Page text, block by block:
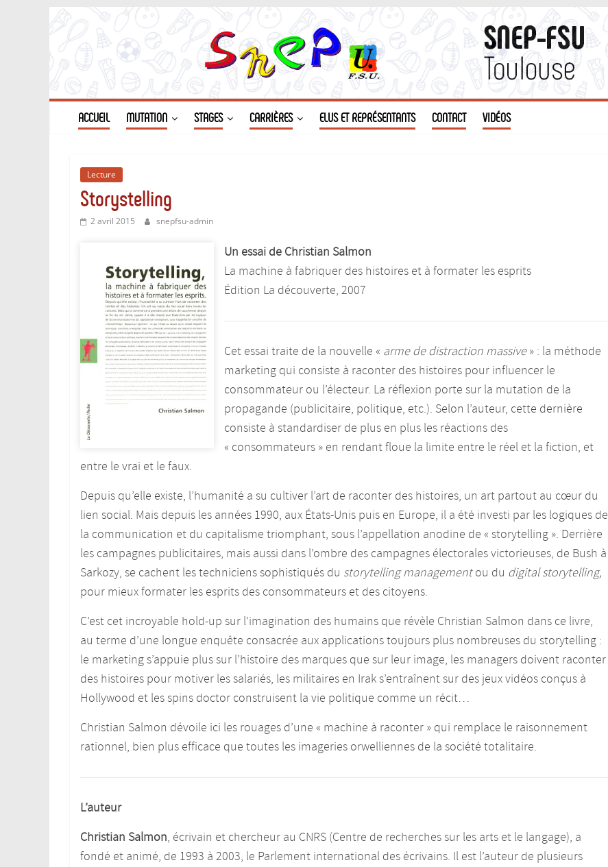
Passer
au
contenu
ACCUEIL MUTATION STAGES CARRIÈRES ELUS ET REPRÉSENTANTS CONTACT VIDÉOS
Lecture
Storystelling
2 avril 2015 snepfsu-admin
Un essai de Christian Salmon
La machine à fabriquer des histoires et à formater les esprits
Édition La découverte, 2007
Cet essai traite de la nouvelle « arme de distraction massive» : la méthode
marketing qui consiste à raconter des histoires pour influencer le
consommateur ou l’électeur. La réflexion porte sur la mutation de la
propagande (publicitaire, politique, etc.). Selon l’auteur, cette dernière
consiste à standardiser de plus en plus les réactions des
« consommateurs » en rendant floue la limite entre le réel et la fiction, et
entre le vrai et le faux.
Depuis qu’elle existe, l’humanité a su cultiver l’art de raconter des histoires, un art partout au cœur du
lien social. Mais depuis les années 1990, aux États-Unis puis en Europe, il a été investi par les logiques de
la communication et du capitalisme triomphant, sous l’appellation anodine de « storytelling ». Derrière
les campagnes publicitaires, mais aussi dans l’ombre des campagnes électorales victorieuses, de Bush à
Sarkozy, se cachent les techniciens sophistiqués du storytelling managementou du digital storytelling,
pour mieux formater les esprits des consommateurs et des citoyens.
C’est cet incroyable hold-up sur l’imagination des humains que révèle Christian Salmon dans ce livre,
au terme d’une longue enquête consacrée aux applications toujours plus nombreuses du storytelling :
le marketing s’appuie plus sur l’histoire des marques que sur leur image, les managers doivent raconter
des histoires pour motiver les salariés, les militaires en Irak s’entraînent sur des jeux vidéos conçus à
Hollywood et les spins doctor construisent la vie politique comme un récit…
Christian Salmon dévoile ici les rouages d’une « machine à raconter » qui remplace le raisonnement
rationnel, bien plus efficace que toutes les imageries orwelliennes de la société totalitaire.
L’auteur
Christian Salmon, écrivain et chercheur au CNRS (Centre de recherches sur les arts et le langage), a
fondé et animé, de 1993 à 2003, le Parlement international des écrivains. Il est l’auteur de plusieurs